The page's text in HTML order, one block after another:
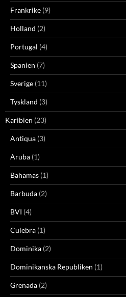
Frankrike (9)
Holland (2)
Portugal (4)
Spanien (7)
Sverige (11)
Tyskland (3)
Karibien (23)
Antiqua (3)
Aruba (1)
Bahamas (1)
Barbuda (2)
BVI (4)
Culebra (1)
Dominika (2)
Dominikanska Republiken (1)
Grenada (2)